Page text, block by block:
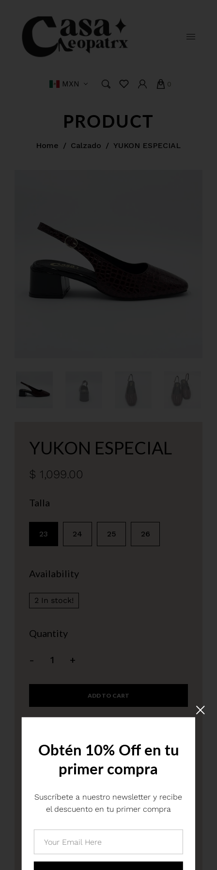
MXN 0
PRODUCT
Home / Calzado / YUKON ESPECIAL
YUKON ESPECIAL
$ 1,099.00
Talla
23 24 25 26
Availability
2 In stock!
Quantity
- +
ADD TO CART
BUY IT NOW
Share with us:
Obtén 10% Off en tu
primer compra
Suscríbete a nuestro newsletter y recibe
el descuento en tu primer compra